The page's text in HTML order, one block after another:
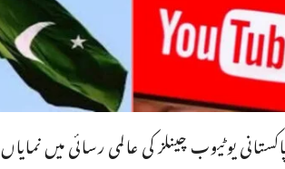
یوٹیوب چینلز کی عالمی رسائی میں نمایاں